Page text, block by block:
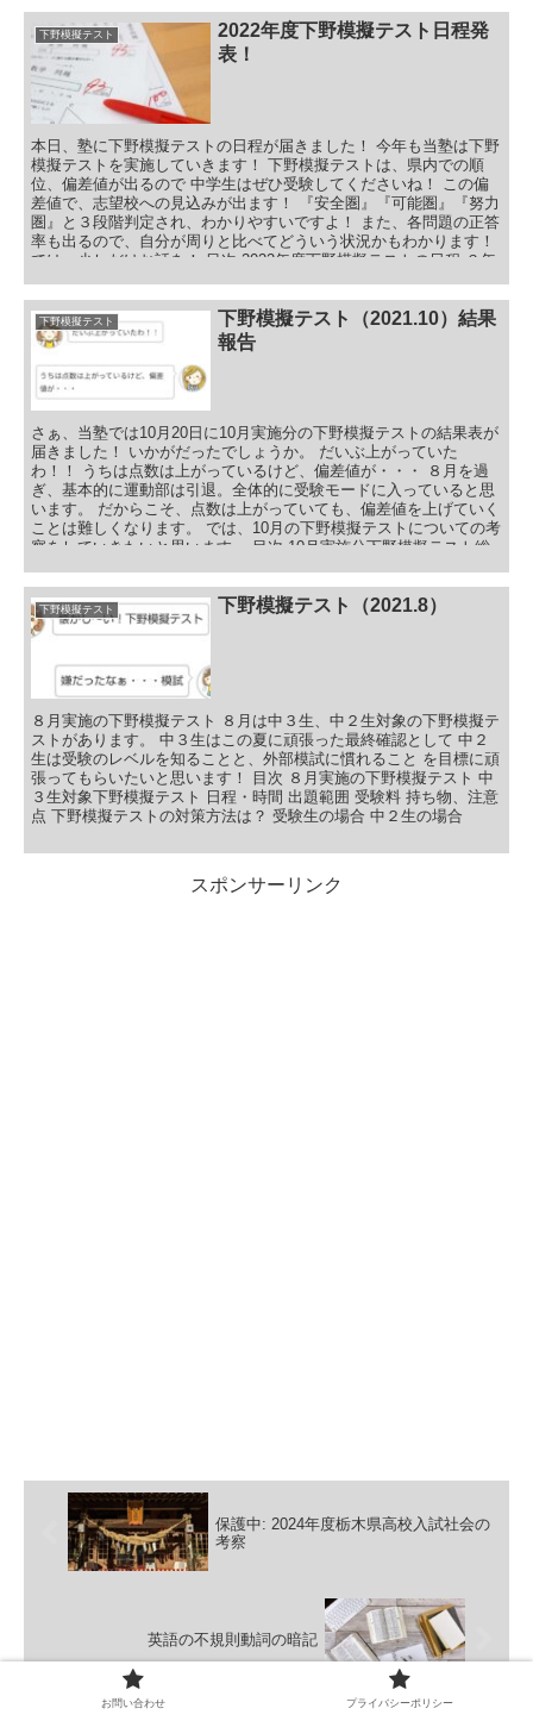
下野模擬テスト
2022年度下野模擬テスト日程発
表！
本日、塾に下野模擬テストの日程が届きました！ 今年も当塾は下野
模擬テストを実施していきます！ 下野模擬テストは、県内での順
位、偏差値が出るので 中学生はぜひ受験してくださいね！ この偏
差値で、志望校への見込みが出ます！ 『安全圏』『可能圏』『努力
圏』と３段階判定され、わかりやすいですよ！ また、各問題の正答
率も出るので、自分が周りと比べてどういう状況かもわかります！
では、少しだけお話を！ 目次 2022年度下野模擬テストの日程 ３年
試験時間 下野模擬テストの受験料 下野模擬テスト志望校記入 志望
校判定 志望校記入数 2022年度下野模擬テスト日程発表！まとめ
下野模擬テスト
下野模擬テスト（2021.10）結果
報告
さぁ、当塾では10月20日に10月実施分の下野模擬テストの結果表が
届きました！ いかがだったでしょうか。 だいぶ上がっていた
わ！！ うちは点数は上がっているけど、偏差値が・・・ ８月を過
ぎ、基本的に運動部は引退。全体的に受験モードに入っていると思
います。 だからこそ、点数は上がっていても、偏差値を上げていく
ことは難しくなります。 では、10月の下野模擬テストについての考
察をしていきたいと思います。 目次 10月実施分下野模擬テスト総
分の平均点 下野模擬テスト10月実施分の最高得点と偏差値 ５教科
の最高得点と偏差値 各教科の最高得点 下野模擬テスト10月実施分
の各高校の倍率 まとめ
下野模擬テスト 下野模擬テスト（2021.8）
８月実施の下野模擬テスト ８月は中３生、中２生対象の下野模擬テ
ストがあります。 中３生はこの夏に頑張った最終確認として 中２
生は受験のレベルを知ることと、外部模試に慣れること を目標に頑
張ってもらいたいと思います！ 目次 ８月実施の下野模擬テスト 中
３生対象下野模擬テスト 日程・時間 出題範囲 受験料 持ち物、注意
点 下野模擬テストの対策方法は？ 受験生の場合 中２生の場合
スポンサーリンク
保護中: 2024年度栃木県高校入試社会の
考察
英語の不規則動詞の暗記
お問い合わせ プライバシーポリシー